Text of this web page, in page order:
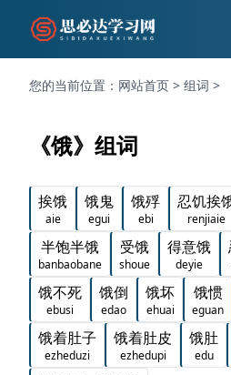
您的当前位置： 网站首页 > 组词 >
《饿》组词
挨饿
aie
饿鬼
egui
饿殍
ebi
忍饥挨
renjiaie
半饱半饿
banbaobane
受饿
shoue
得意饿
deyie
饿不死
ebusi
饿倒
edao
饿坏
ehuai
饿惯
eguan
饿着肚子
ezheduzi
饿着肚皮
ezhedupi
饿肚
edu